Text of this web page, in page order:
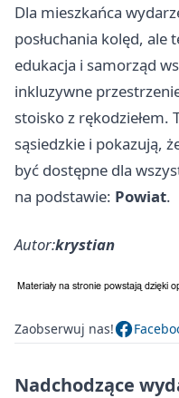
Dla mieszkańca
posłuchania kolęd, ale
edukacja i samorząd
inkluzywne
stoisko z rękodziełem.
sąsiedzkie i pokazują,
być dostępne dla
na podstawie: Powiat.
Autor:krystian
Zaobserwuj nas!
Nadchodzące